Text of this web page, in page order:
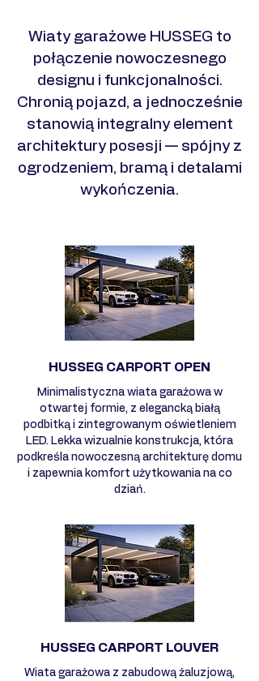
​Wiaty garażowe HUSSEG to
połączenie nowoczesnego
designu i funkcjonalności.
Chronią pojazd, a jednocześnie
stanowią integralny element
architektury posesji — spójny z
ogrodzeniem, bramą i detalami
wykończenia.
HUSSEG CARPORT OPEN
Minimalistyczna wiata garażowa w
otwartej formie, z elegancką białą
podbitką i zintegrowanym oświetleniem
LED. Lekka wizualnie konstrukcja, która
podkreśla nowoczesną architekturę domu
i zapewnia komfort użytkowania na co
dziań.
HUSSEG CARPORT LOUVER
Wiata garażowa z zabudową żaluzjową,